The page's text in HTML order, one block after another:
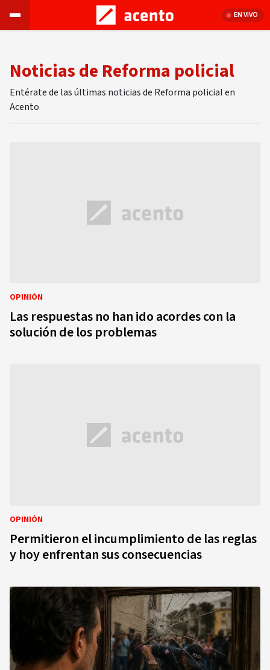
EN VIVO
Noticias de Reforma policial
Entérate de las últimas noticias de Reforma policial en
Acento
OPINIÓN
Las respuestas no han ido acordes con la
solución de los problemas
OPINIÓN
Permitieron el incumplimiento de las reglas
y hoy enfrentan sus consecuencias